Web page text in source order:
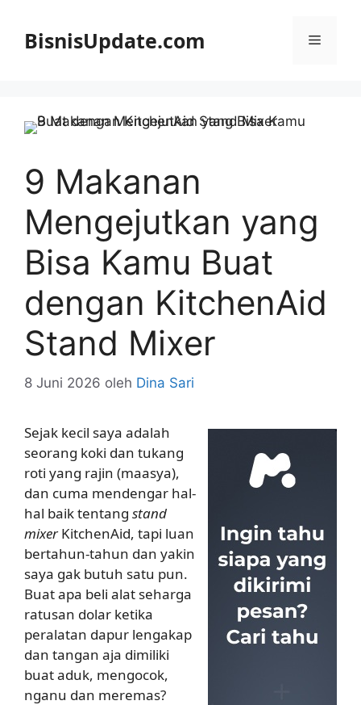
BisnisUpdate.com Menu
9 Makanan
Mengejutkan yang
Bisa Kamu Buat
dengan KitchenAid
Stand Mixer
8 Juni 2026 oleh Dina Sari
Sejak kecil saya adalah
seorang koki dan tukang
roti yang rajin (maasya),
dan cuma mendengar hal-
hal baik tentang stand
mixerKitchenAid, tapi luan
bertahun-tahun dan yakin
saya gak butuh satu pun.
Buat apa beli alat seharga
ratusan dolar ketika
peralatan dapur lengakap
dan tangan aja dimiliki
buat aduk, mengocok,
nganu dan meremas?